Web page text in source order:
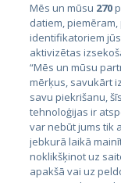
Valstis
Igaunija
Latvija
Lietuva
Mēs un mūsu 270
datiem,
identifikatoriem
aktivizētas
“Mēs un mūsu
mērķus, savukārt
savu piekrišanu,
tehnoloģijas ir
var nebūt jums tik
jebkurā laikā
noklikšķinot uz
apakšā vai uz